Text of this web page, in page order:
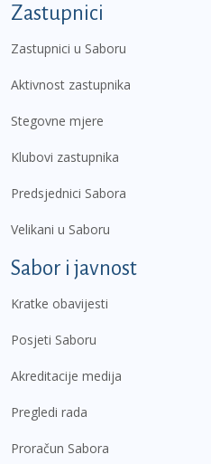
Zastupnici
Zastupnici u Saboru
Aktivnost zastupnika
Stegovne mjere
Klubovi zastupnika
Predsjednici Sabora
Velikani u Saboru
Sabor i javnost
Kratke obavijesti
Posjeti Saboru
Akreditacije medija
Pregledi rada
Proračun Sabora